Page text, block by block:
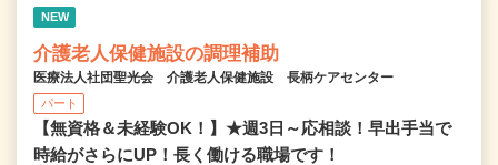
NEW
介護老人保健施設の調理補助
医療法人社団聖光会 介護老人保健施設 長柄ケアセンター
パート
【無資格＆未経験OK！】★週3日～応相談！早出手当で
時給がさらにUP！長く働ける職場です！